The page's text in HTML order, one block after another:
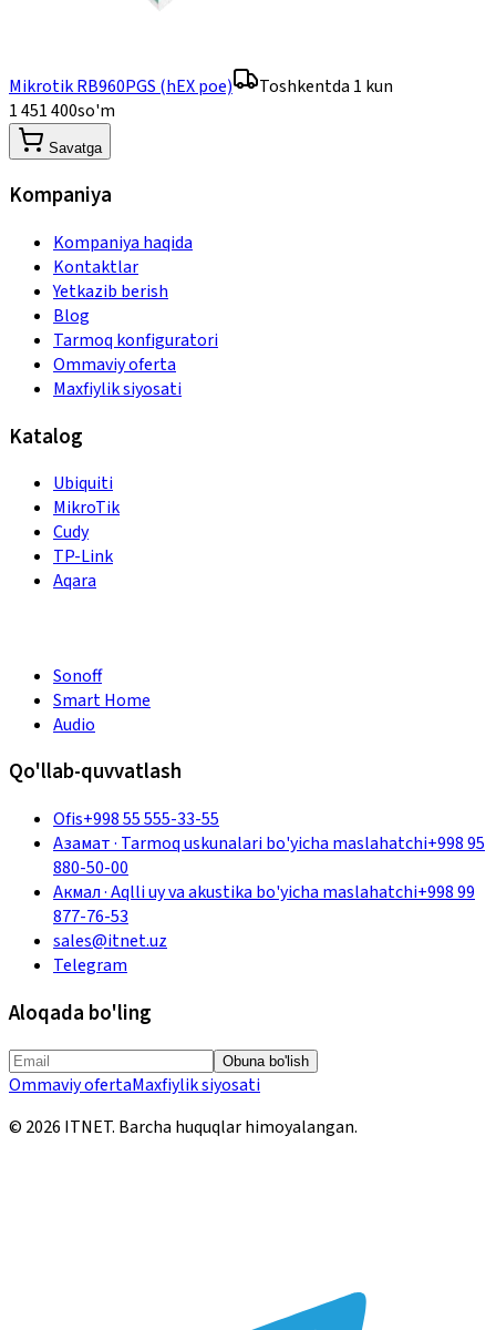
Mikrotik RB960PGS (hEX poe)
Toshkentda 1 kun
1 451 400so'm
Savatga
Kompaniya
Kompaniya haqida
Kontaktlar
Yetkazib berish
Blog
Tarmoq konfiguratori
Ommaviy oferta
Maxfiylik siyosati
Katalog
Ubiquiti
MikroTik
Cudy
TP-Link
Aqara
Sonoff
Smart Home
Audio
Qo'llab-quvvatlash
Ofis+998 55 555-33-55
Азамат· Tarmoq uskunalari bo'yicha maslahatchi+998 95
880-50-00
Акмал·Aqlli uy va akustika bo'yicha maslahatchi+998 99
877-76-53
sales@itnet.uz
Telegram
Aloqada bo'ling
Obuna bo'lish
Ommaviy ofertaMaxfiylik siyosati
© 2026 ITNET. Barcha huquqlar himoyalangan.